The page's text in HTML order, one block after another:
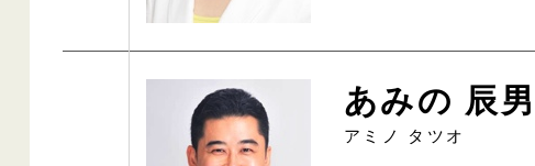
あみの 辰男
アミノ タツオ